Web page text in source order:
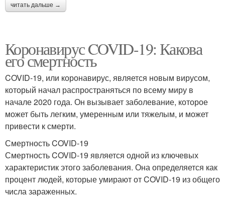
читать дальше →
Коронавирус COVID-19: Какова
его смертность
COVID-19, или коронавирус, является новым вирусом,
который начал распространяться по всему миру в
начале 2020 года. Он вызывает заболевание, которое
может быть легким, умеренным или тяжелым, и может
привести к смерти.
Смертность COVID-19
Смертность COVID-19 является одной из ключевых
характеристик этого заболевания. Она определяется как
процент людей, которые умирают от COVID-19 из общего
числа зараженных.